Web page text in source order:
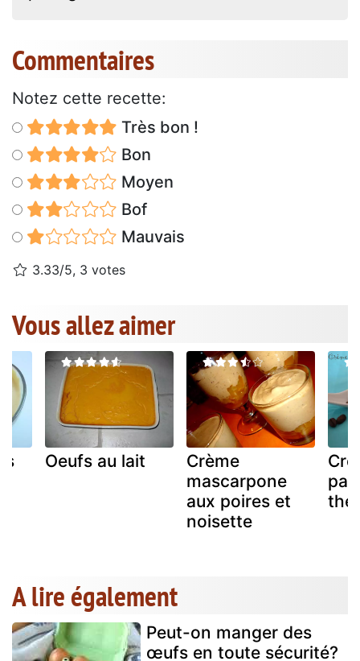
Commentaires
Notez cette recette:
Très bon !
Bon
Moyen
Bof
Mauvais
3.33/5, 3 votes
Vous allez aimer
Oeufs au lait
Crème
mascarpone
aux poires et
noisette
A lire également
Peut-on manger des
œufs en toute sécurité?